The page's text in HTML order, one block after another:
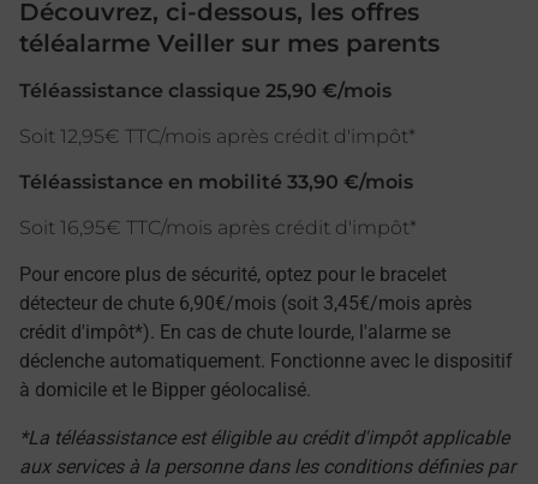
Découvrez, ci-dessous, les offres
téléalarme Veiller sur mes parents
Téléassistance classique 25,90 €/mois
Soit 12,95€ TTC/mois après crédit d'impôt*
Téléassistance en mobilité 33,90 €/mois
Soit 16,95€ TTC/mois après crédit d'impôt*
Pour encore plus de sécurité, optez pour le bracelet
détecteur de chute 6,90€/mois (soit 3,45€/mois après
crédit d'impôt*). En cas de chute lourde, l'alarme se
déclenche automatiquement. Fonctionne avec le dispositif
à domicile et le Bipper géolocalisé.
*La téléassistance est éligible au crédit d'impôt applicable
aux services à la personne dans les conditions définies par